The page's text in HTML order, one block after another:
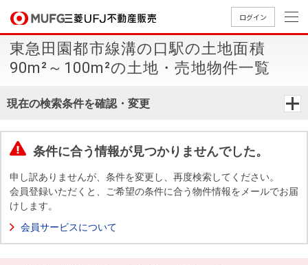
ログイン
買いたいTOP
中古
マン
築・
売りたいTOP
無
料
却
店舗案内TOP
店舗のご
案内（首
案内（名
案内（関
会社情報TOP
ごあいさ
つ
要
Way
採用情報TOP
新卒採用
情報
採用情報
買いたい
売りたい
店舗案内
会社情報
採用情報
東急田園都市線溝の口駅の土地面積
90m²～100m²の土地・売地物件一覧
現在の検索条件を確認・変更
条件に合う情報が見つかりませんでした。
申し訳ありませんが、条件を変更し、再度検索してください。
会員登録いただくと、ご希望の条件に合う物件情報をメールでお届
けします。
会員サービスについて